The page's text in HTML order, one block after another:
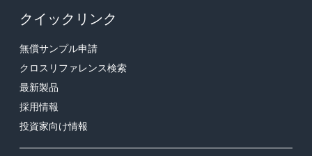
クイックリンク
無償サンプル申請
クロスリファレンス検索
最新製品
採用情報
投資家向け情報